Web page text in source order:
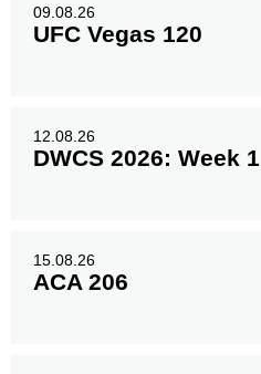
09.08.26
UFC Vegas 120
12.08.26
DWCS 2026: Week 1
15.08.26
ACA 206